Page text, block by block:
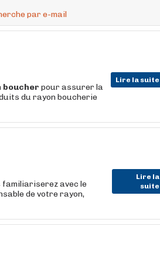
par e-mail
Lire la suite
boucher pour assurer la
du rayon boucherie
Lire la
suite
familiariserez avec le
de votre rayon,